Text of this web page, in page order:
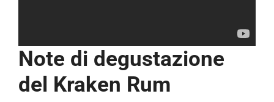
Note di degustazione
del Kraken Rum